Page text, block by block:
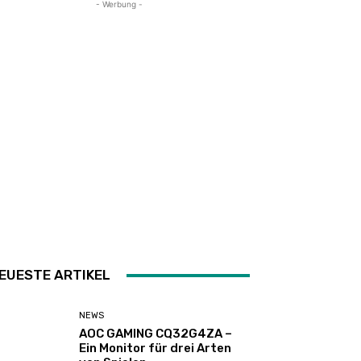
- Werbung -
ARTIKEL
NEWS
AOC GAMING CQ32G4ZA –
Ein Monitor für drei Arten